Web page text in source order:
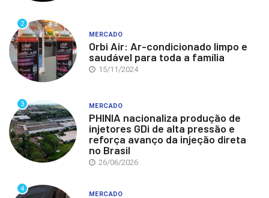
2
MERCADO
Orbi Air: Ar-condicionado limpo e
saudável para toda a família
15/11/2024
3 MERCADO
PHINIA nacionaliza produção de
injetores GDi de alta pressão e
reforça avanço da injeção direta
no Brasil
26/06/2026
4
MERCADO